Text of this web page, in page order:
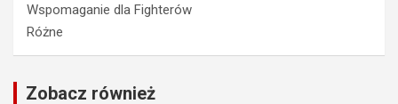
Wspomaganie dla Fighterów
Różne
Zobacz również